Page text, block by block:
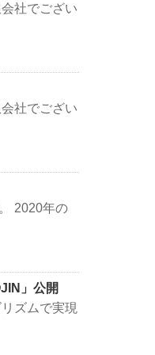
社でござい
社でござい
2020年の
」公開
ズムで実現